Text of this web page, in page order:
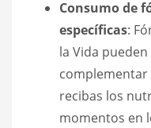
Consumo de
específicas:
la Vida
recibas los
momentos en